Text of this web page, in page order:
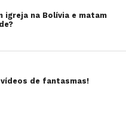
igreja na Bolívia e matam
de fantasmas!